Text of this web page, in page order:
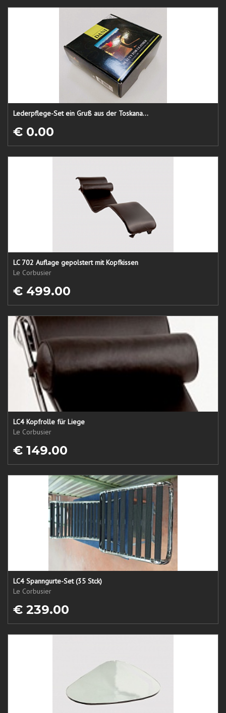
Lederpflege-Set ein Gruß aus der Toskana...
€ 0.00
LC 702 Auflage gepolstert mit Kopfkissen
Le Corbusier
€ 499.00
LC4 Kopfrolle für Liege
Le Corbusier
€ 149.00
LC4 Spanngurte-Set (35 Stck)
Le Corbusier
€ 239.00